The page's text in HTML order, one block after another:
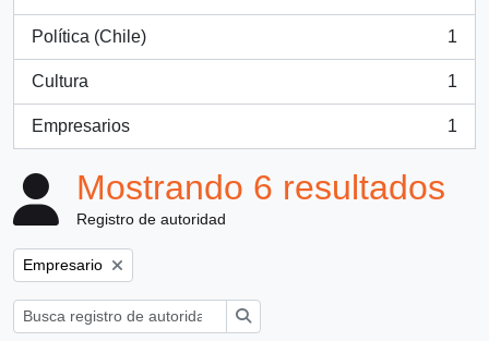
Política (Chile)
, 1 resultados
1
Cultura
, 1 resultados
1
Empresarios
, 1 resultados
1
Mostrando 6 resultados
Registro de autoridad
Remove filter:
Empresario